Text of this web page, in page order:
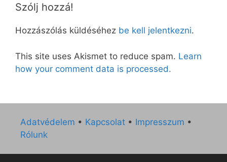
Szólj hozzá!
Hozzászólás küldéséhez be kell jelentkezni.
This site uses Akismet to reduce spam. Learn
how your comment data is processed.
Adatvédelem • Kapcsolat • Impresszum •
Rólunk